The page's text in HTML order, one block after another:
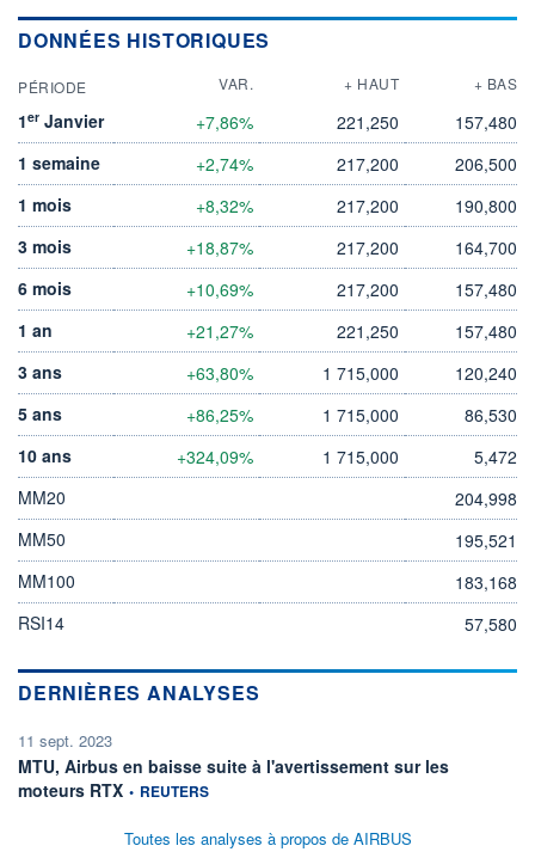
DONNÉES HISTORIQUES
PÉRIODE VAR. + HAUT + BAS
1er Janvier +7,86% 221,250
157,480
1 semaine
+2,74% 217,200
206,500
1 mois
+8,32% 217,200
190,800
3 mois
+18,87% 217,200
164,700
6 mois
+10,69% 217,200
157,480
1 an
+21,27% 221,250
157,480
3 ans
+63,80% 1 715,000
120,240
5 ans
+86,25% 1 715,000
86,530
10 ans
+324,09% 1 715,000
5,472
MM20
204,998
MM50
195,521
MM100
183,168
RSI14
57,580
DERNIÈRES ANALYSES
11 sept. 2023
MTU, Airbus en baisse suite à l'avertissement sur les
moteurs RTXinformation fournie par
• REUTERS
Toutes les analyses à propos de AIRBUS